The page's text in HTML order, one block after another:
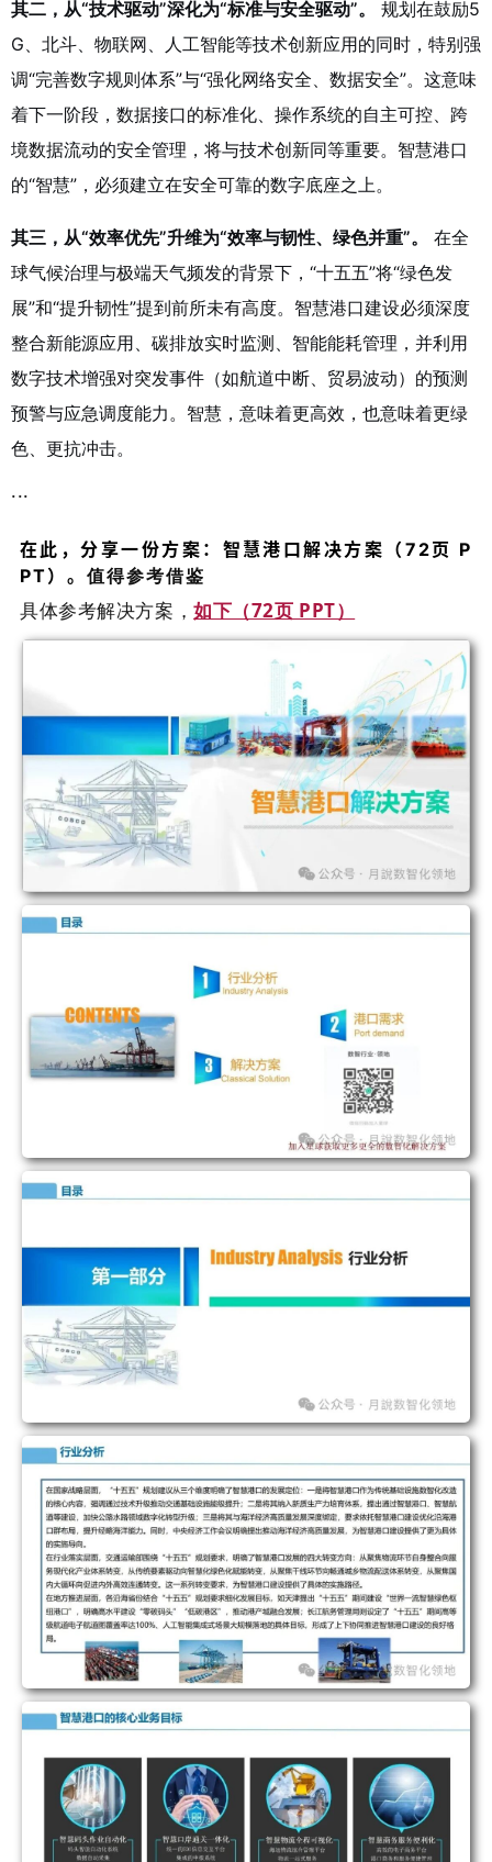
其二，从“技术驱动”深化为“标准与安全驱动”。
规划在鼓励5
G、北斗、物联网、人工智能等技术创新应用的同时，特别强
调“完善数字规则体系”与“强化网络安全、数据安全”。这意味
着下一阶段，数据接口的标准化、操作系统的自主可控、跨
境数据流动的安全管理，将与技术创新同等重要。智慧港口
的“智慧”，必须建立在安全可靠的数字底座之上。
其三，从“效率优先”升维为“效率与韧性、绿色并重”。
在全
球气候治理与极端天气频发的背景下，“十五五”将“绿色发
展”和“提升韧性”提到前所未有高度。智慧港口建设必须深度
整合新能源应用、碳排放实时监测、智能能耗管理，并利用
数字技术增强对突发事件（如航道中断、贸易波动）的预测
预警与应急调度能力。智慧，意味着更高效，也意味着更绿
色、更抗冲击。
···
在此，分享一份方案： 智慧港口解决方案（72页 P
PT） 。 值得参考借鉴
具体参考解决方案，如下（72页 PPT）